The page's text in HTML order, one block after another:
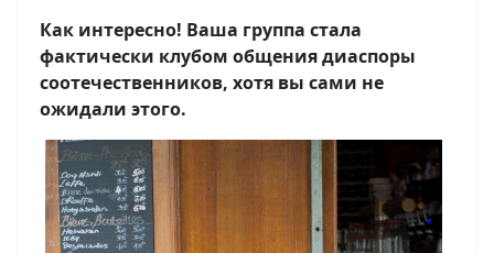
Как интересно! Ваша группа стала
фактически клубом общения диаспоры
соотечественников, хотя вы сами не
ожидали этого.